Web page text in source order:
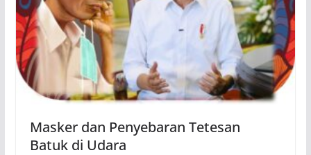
Masker dan Penyebaran Tetesan
Batuk di Udara